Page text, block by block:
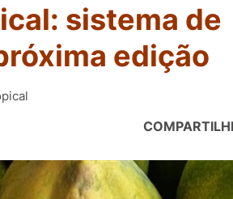
sistema de
edição